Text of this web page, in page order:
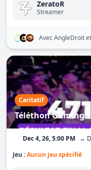
ZeratoR
Streamer
Avec AngleDroit
Caritatif
Téléthon Gaming
Dec 4, 26, 5:00 PM →
Jeu :Aucun jeu spécifié